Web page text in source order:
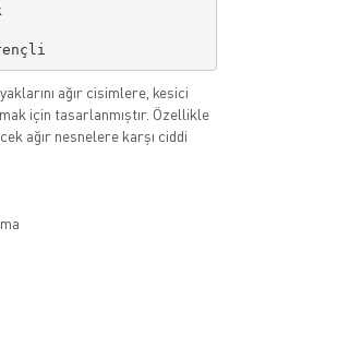
ağır cisimlere, kesici
için tasarlanmıştır. Özellikle
ağır nesnelere karşı ciddi